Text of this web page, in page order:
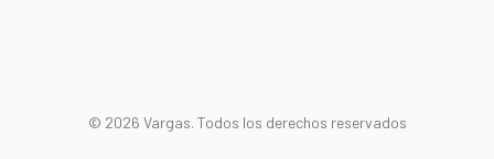
© 2026 Vargas. Todos los derechos reservados